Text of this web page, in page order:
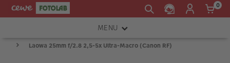
0
MENU
FOTOAPARÁTY
Laowa 25mm f/2.8 2,5-5x Ultra-Macro (Canon RF)